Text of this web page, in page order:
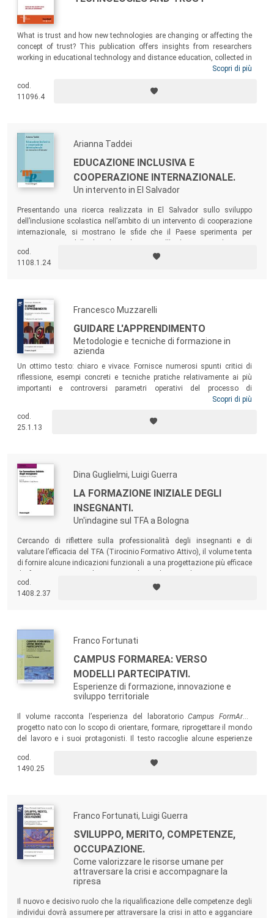
What is trust and how new technologies are changing or affecting the
concept of trust? This publication offers insights from researchers
working in educational technology and distance education, collected in
the frame of the European FP-7 Marie-Curie People project “Stimulators
by modern information and communication technology”, and provides
examples of implications of trust for successful learning experiences
of the meaning, but also indicators upon which people built their
judgements.
Scopri di più
cod.
11096.4
Arianna Taddei
EDUCAZIONE INCLUSIVA E
COOPERAZIONE INTERNAZIONALE.
Un intervento in El Salvador
Presentando una ricerca realizzata in El Salvador sullo sviluppo
dell’inclusione scolastica nell’ambito di un intervento di cooperazione
internazionale, si mostrano le sfide che il Paese sperimenta per
dei diritti umani.
cod.
1108.1.24
Francesco Muzzarelli
GUIDARE L'APPRENDIMENTO
Metodologie e tecniche di formazione in
azienda
Un ottimo testo: chiaro e vivace. Fornisce numerosi spunti critici di
riflessione, esempi concreti e tecniche pratiche relativamente ai più
importanti e controversi parametri operativi del processo di
formazione. È dedicato a formatori, consulenti, insegnanti, studenti di
coloro che vogliono approfondire i fattori critici della strategia e della
comunicazione didattica per creare e condurre regie didattiche di
Scopri di più
cod.
25.1.13
Dina Guglielmi, Luigi Guerra
LA FORMAZIONE INIZIALE DEGLI
INSEGNANTI.
Un'indagine sul TFA a Bologna
Cercando di riflettere sulla professionalità degli insegnanti e di
valutare l’efficacia del TFA (Tirocinio Formativo Attivo), il volume tenta
di fornire alcune indicazioni funzionali a una progettazione più efficace
cod.
1408.2.37
Franco Fortunati
CAMPUS FORMAREA: VERSO
MODELLI PARTECIPATIVI.
Esperienze di formazione, innovazione e
sviluppo territoriale
Il volume racconta l’esperienza del laboratorioCampus FormArea
progetto nato con lo scopo di orientare, formare, riprogettare il mondo
del lavoro e i suoi protagonisti. Il testo raccoglie alcune esperienze
virtuose amministrazioni locali, sia di realtà imprenditoriali di nicchia.
cod.
1490.25
Franco Fortunati, Luigi Guerra
SVILUPPO, MERITO, COMPETENZE,
OCCUPAZIONE.
Come valorizzare le risorse umane per
attraversare la crisi e accompagnare la
ripresa
Il nuovo e decisivo ruolo che la riqualificazione delle competenze degli
individui dovrà assumere per attraversare la crisi in atto e agganciare